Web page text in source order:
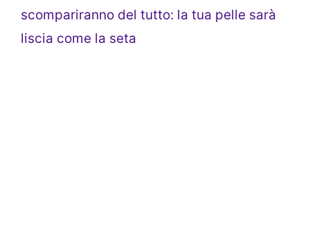
scompariranno del tutto: la tua pelle sarà
liscia come la seta